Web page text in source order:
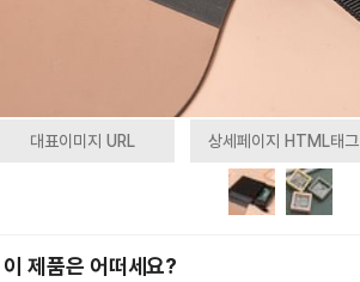
대표이미지 URL 상세페이지 HTML태그
이 제품은 어떠세요?